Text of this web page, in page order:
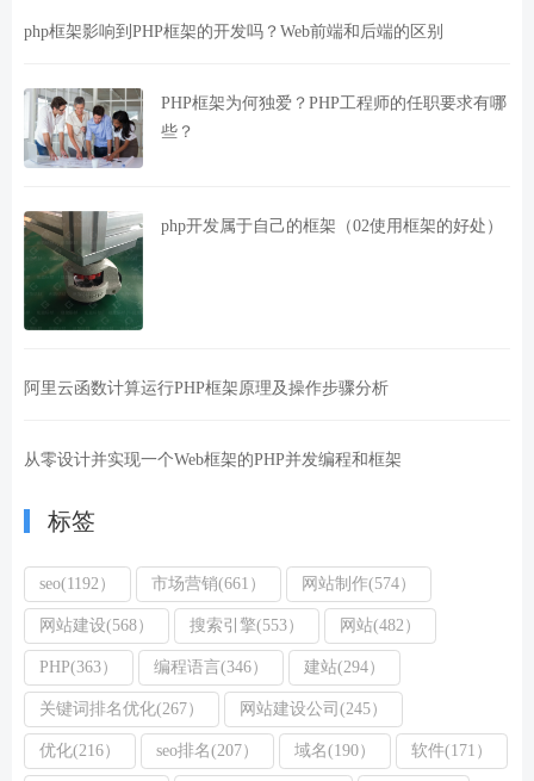
php框架影响到PHP框架的开发吗？Web前端和后端的区别
PHP框架为何独爱？PHP工程师的任职要求有哪
些？
php开发属于自己的框架（02使用框架的好处）
阿里云函数计算运行PHP框架原理及操作步骤分析
从零设计并实现一个Web框架的PHP并发编程和框架
标签
seo(1192） 市场营销(661） 网站制作(574）
网站建设(568） 搜索引擎(553） 网站(482）
PHP(363） 编程语言(346） 建站(294）
关键词排名优化(267） 网站建设公司(245）
优化(216） seo排名(207） 域名(190） 软件(171）